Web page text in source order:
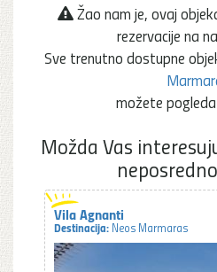
Žao nam je, ovaj
rezervacije na
Sve trenutno dostupne
možete
Možda Vas
Vila Agnanti
Destinacija: Neos Marmaras